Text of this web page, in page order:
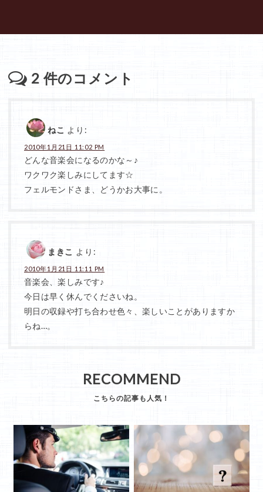
2 件のコメント
ねこ より:
2010年1月21日 11:02 PM
どんな音楽会になるのかな～♪
ワクワク楽しみにしてます☆
フェルモンドさま、どうかお大事に。
まきこ より:
2010年1月21日 11:11 PM
音楽会、楽しみです♪
今日は早く休んでくださいね。
明日の収録や打ち合わせ色々、楽しいことがありますか
らね…。
RECOMMEND